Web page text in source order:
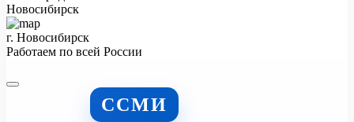
Новосибирск
г. Новосибирск
Работаем по всей России
ССМИ